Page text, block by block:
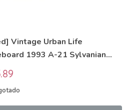
Vintage Urban Life
1993 A-21 Sylvanian
Calico Critters